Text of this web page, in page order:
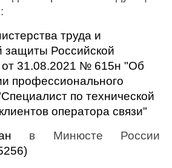
труда и
защиты Российской
31.08.2021 № 615н "Об
профессионального
по технической
оператора связи"
в Минюсте России